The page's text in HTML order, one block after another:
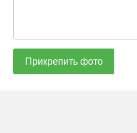
Прикрепить фото